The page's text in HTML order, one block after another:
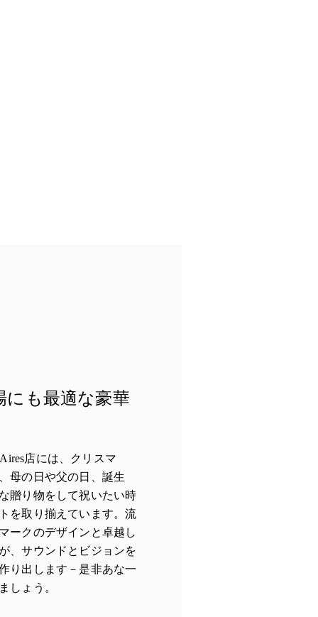
にも最適な豪華
店には、クリスマ
母の日や父の日、誕生
贈り物をして祝いたい時
を取り揃えています。流
ークのデザインと卓越し
、サウンドとビジョンを
り出します－是非あな一
しょう。